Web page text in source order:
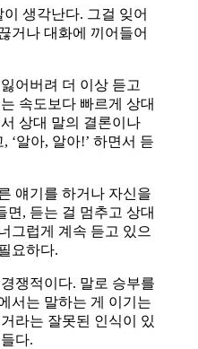
생각난다. 그걸 잊어
거나 대화에 끼어들어
어버려 더 이상 듣고
속도보다 빠르게 상대
상대 말의 결론이나
‘알아, 알아!’ 하면서 듣
얘기를 하거나 자신을
면, 듣는 걸 멈추고 상대
그럽게 계속 듣고 있으
요하다.
쟁적이다. 말로 승부를
서는 말하는 게 이기는
라는 잘못된 인식이 있
다.